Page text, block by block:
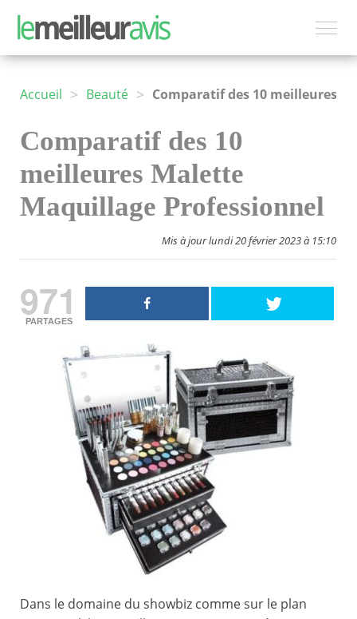
Accueil > Beauté >
Comparatif des 10
meilleures Malette
Maquillage Professionnel
Mis à jour lundi 20 février 2023 à 15:10
971
PARTAGES
Dans le domaine du showbiz comme sur le plan